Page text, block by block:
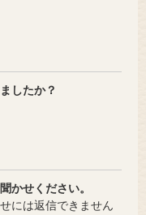
したか？
かせください。
には返信できません